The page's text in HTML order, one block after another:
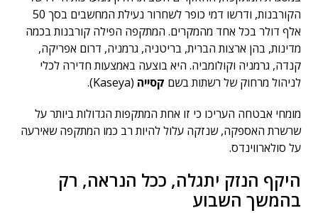
הקורבנות, ודרשו דמי כופר לשחרור נעילת המחשבים בסך 50
אלף דולר בכל אחד מהמקרים. המתקפה הפילה קורבנות בכמה
מדינות, בהן ארצות הברית, בריטניה, גרמניה, דרום אפריקה,
קנדה, גרמניה וקולומביה. היא בוצעה באמצעות חדירה לכלי
לניהול מרחוק של רשתות בשם קסייה (Kaseya).
מומחי אבטחה העריכו כי זו אחת המתקפות הגדולות ביותר על
שרשרת האספקה, שנזקה עלול להיות רב כמו המתקפה שאירעה
על סולארווינדס.
היקף הנזק יתגלה, ככל הנראה, רק
בהמשך השבוע